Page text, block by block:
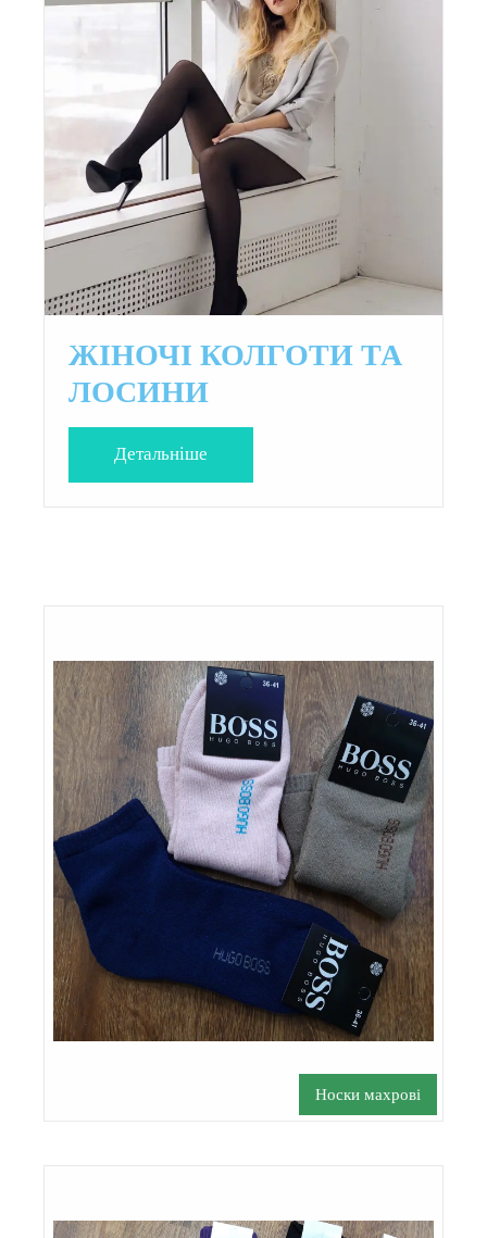
ЖІНОЧІ КОЛГОТИ ТА
ЛОСИНИ
Детальнiше
Носки махрові